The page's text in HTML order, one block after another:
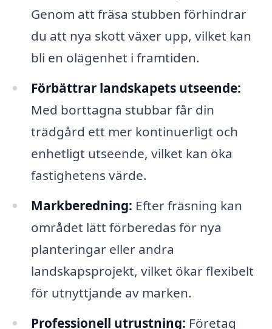
Genom att fräsa stubben förhindrar
du att nya skott växer upp, vilket kan
bli en olägenhet i framtiden.
Förbättrar landskapets utseende:
Med borttagna stubbar får din
trädgård ett mer kontinuerligt och
enhetligt utseende, vilket kan öka
fastighetens värde.
Markberedning: Efter fräsning kan
området lätt förberedas för nya
planteringar eller andra
landskapsprojekt, vilket ökar flexibelt
för utnyttjande av marken.
Professionell utrustning: Företag